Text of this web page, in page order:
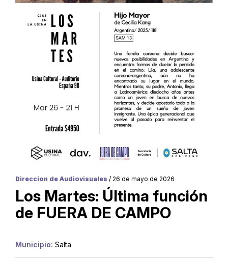
Direccion de Audiovisuales / 26 de mayo de 2026
Los Martes: Última función
de FUERA DE CAMPO
Municipio: Salta